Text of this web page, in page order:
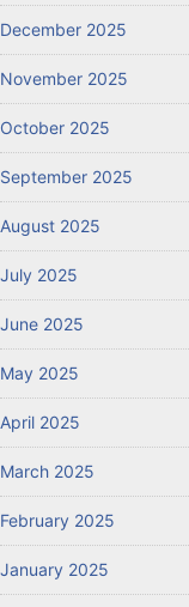
December 2025
November 2025
October 2025
September 2025
August 2025
July 2025
June 2025
May 2025
April 2025
March 2025
February 2025
January 2025